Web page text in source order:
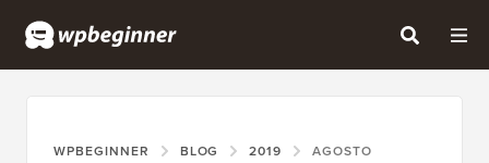
WPBEGINNER BLOG 2019 AGOSTO